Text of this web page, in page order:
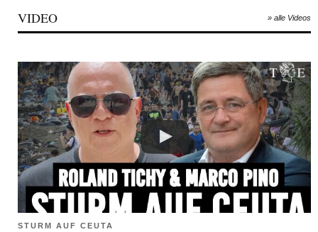
VIDEO » alle Videos
STURM AUF CEUTA